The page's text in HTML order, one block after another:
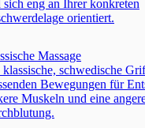
sich eng an Ihrer konkreten
orientiert.
Massage
schwedische
Bewegungen für
Muskeln und eine